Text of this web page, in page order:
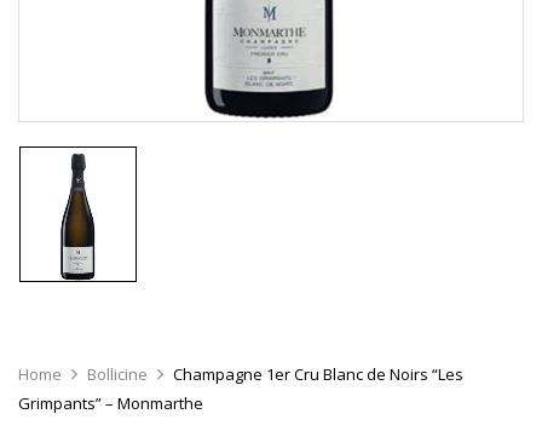
Home Bollicine
Champagne 1er Cru Blanc de Noirs “Les
Grimpants” – Monmarthe